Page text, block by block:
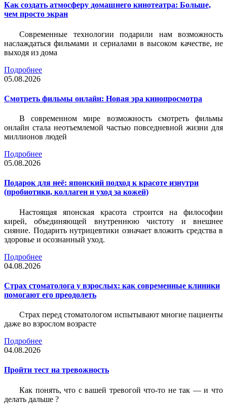
Как создать атмосферу домашнего кинотеатра: Больше,
чем просто экран
Современные технологии подарили нам возможность
наслаждаться фильмами и сериалами в высоком качестве, не
выходя из дома
Подробнее
05.08.2026
Смотреть фильмы онлайн: Новая эра кинопросмотра
В современном мире возможность смотреть фильмы
онлайн стала неотъемлемой частью повседневной жизни для
миллионов людей
Подробнее
05.08.2026
Подарок для неё: японский подход к красоте изнутри
(пробиотики, коллаген и уход за кожей)
Настоящая японская красота строится на философии
кирей, объединяющей внутреннюю чистоту и внешнее
сияние. Подарить нутрицевтики означает вложить средства в
здоровье и осознанный уход.
Подробнее
04.08.2026
Страх стоматолога у взрослых: как современные клиники
помогают его преодолеть
Страх перед стоматологом испытывают многие пациенты
даже во взрослом возрасте
Подробнее
04.08.2026
Пройти тест на тревожность
Как понять, что с вашей тревогой что-то не так — и что
делать дальше ?